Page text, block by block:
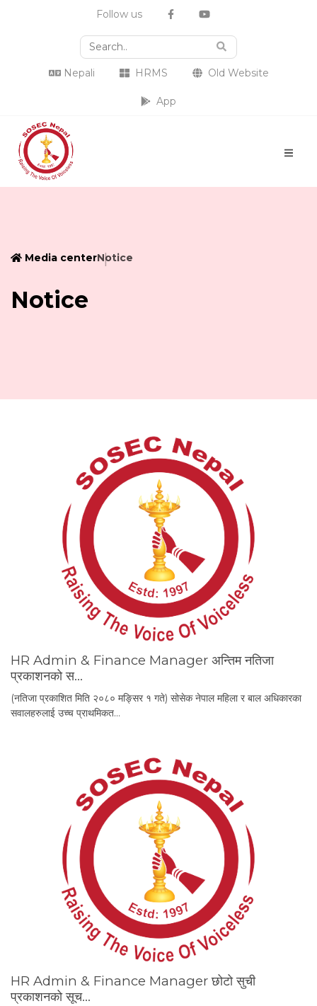
Follow us
Nepali HRMS Old Website
App
Media centerNotice
Notice
HR Admin & Finance Manager अन्तिम नतिजा
प्रकाशनको स…
(नतिजा प्रकाशित मिति २०८० मङ्सिर १ गते) सोसेक नेपाल महिला र बाल अधिकारका
सवालहरुलाई उच्च प्राथमिकत…
HR Admin & Finance Manager छोटो सुची
प्रकाशनको सूच…